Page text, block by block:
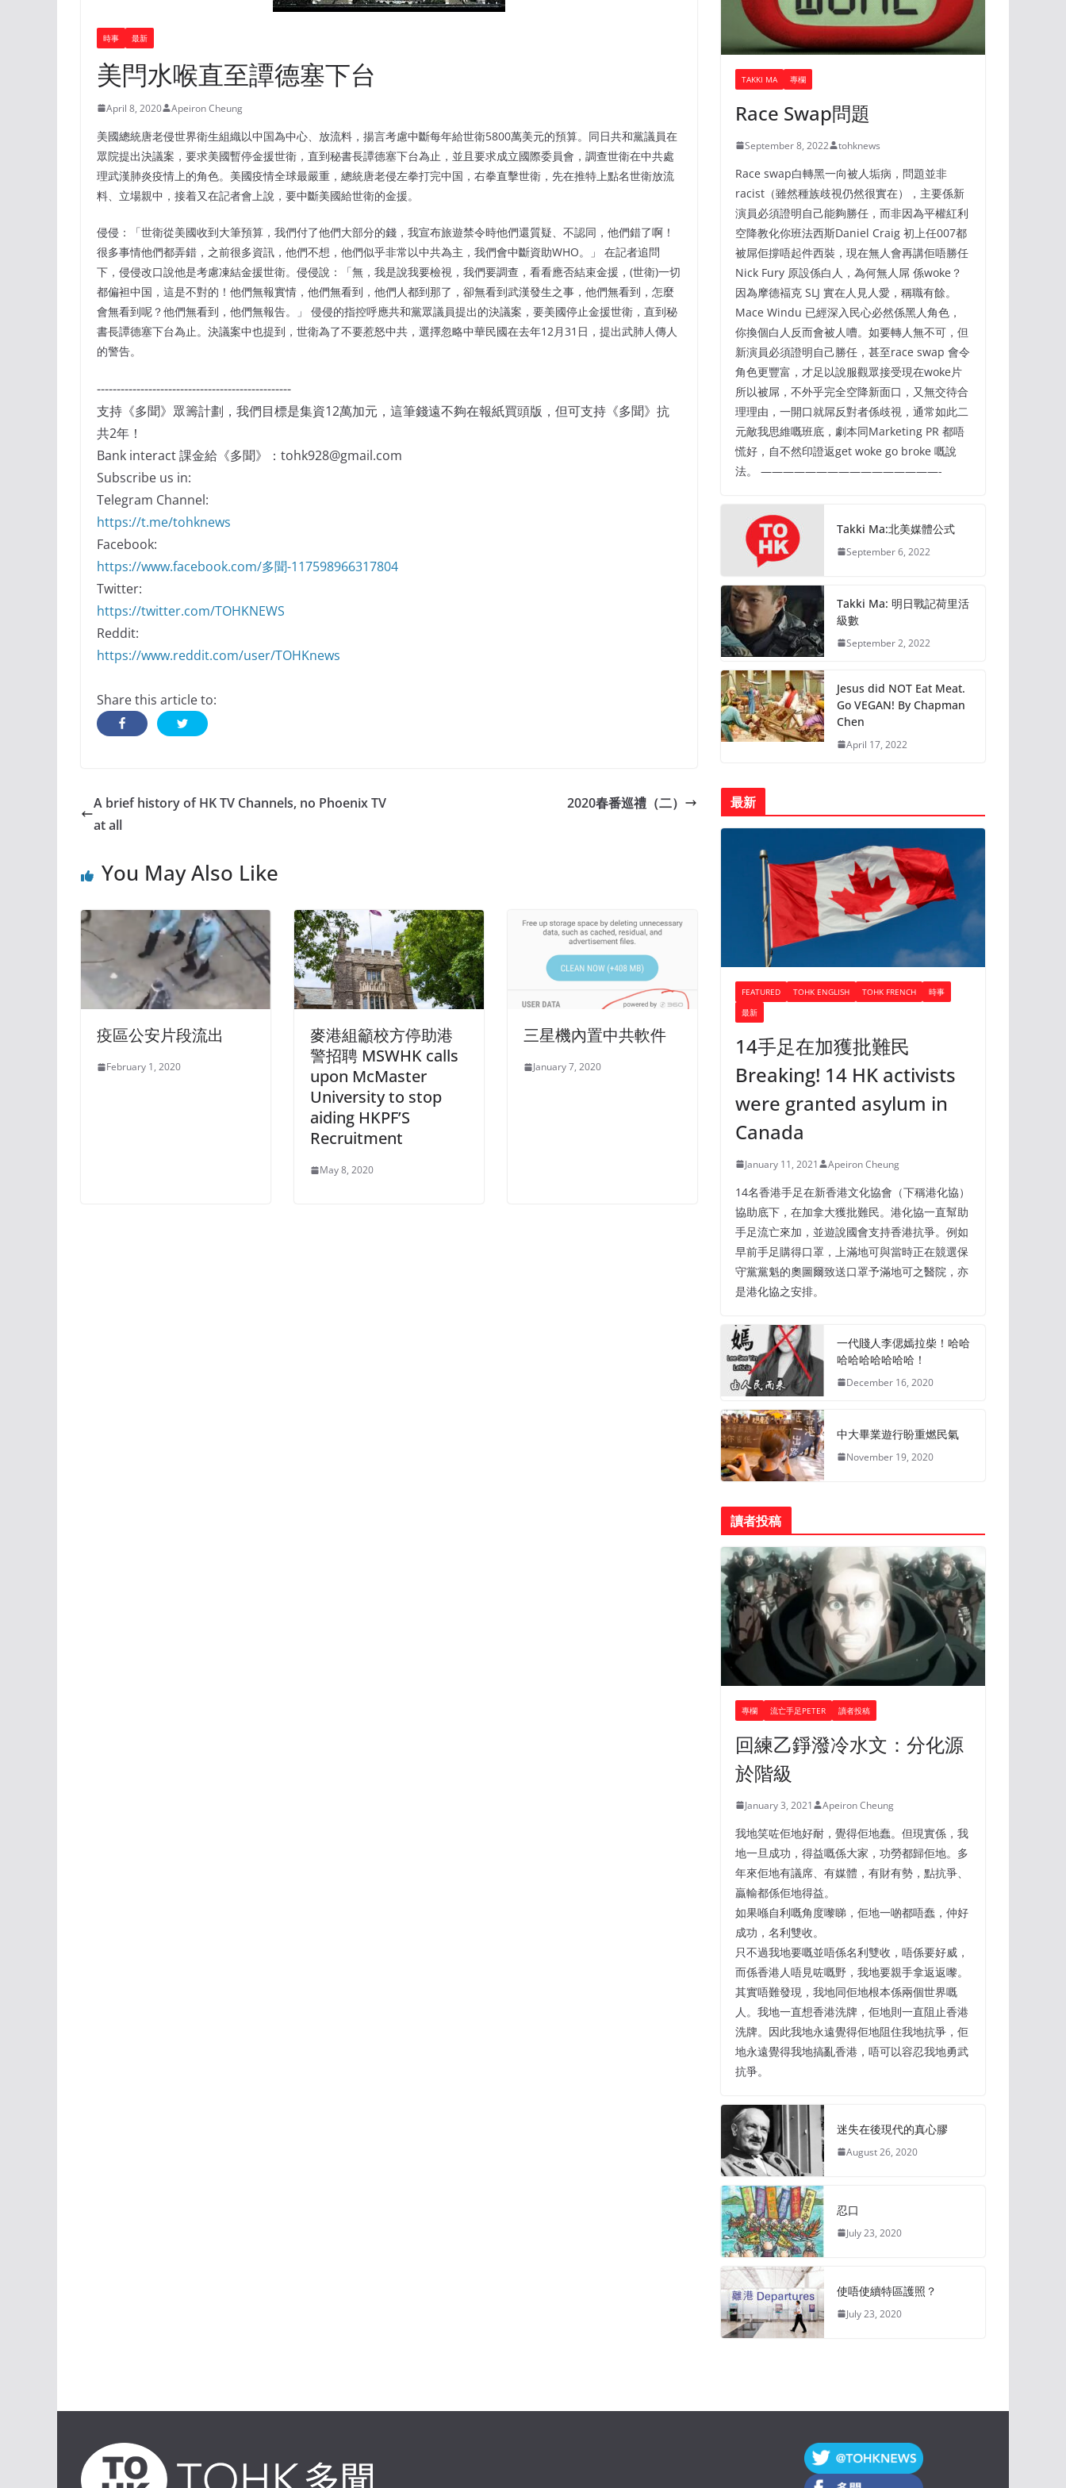
時事 最新
美閂水喉直至譚德塞下台
April 8, 2020 Apeiron Cheung
美國總統唐老侵世界衛生組織以中国為中心、放流料，揚言考慮中斷每年給世衛5800萬美元的預算。同日共和黨議員在
眾院提出決議案，要求美國暫停金援世衛，直到秘書長譚德塞下台為止，並且要求成立國際委員會，調查世衛在中共處
理武漢肺炎疫情上的角色。美國疫情全球最嚴重，總統唐老侵左拳打完中国，右拳直擊世衛，先在推特上點名世衛放流
料、立場親中，接着又在記者會上說，要中斷美國給世衛的金援。
侵侵：「世衛從美國收到大筆預算，我們付了他們大部分的錢，我宣布旅遊禁令時他們還質疑、不認同，他們錯了啊！
很多事情他們都弄錯，之前很多資訊，他們不想，他們似乎非常以中共為主，我們會中斷資助WHO。」 在記者追問
下，侵侵改口說他是考慮凍結金援世衛。侵侵說：「無，我是說我要檢視，我們要調查，看看應否結束金援，(世衛)一切
都偏袒中国，這是不對的！他們無報實情，他們無看到，他們人都到那了，卻無看到武漢發生之事，他們無看到，怎麼
會無看到呢？他們無看到，他們無報告。」 侵侵的指控呼應共和黨眾議員提出的決議案，要美國停止金援世衛，直到秘
書長譚德塞下台為止。決議案中也提到，世衛為了不要惹怒中共，選擇忽略中華民國在去年12月31日，提出武肺人傳人
的警告。
-------------------------------------------------
支持《多聞》眾籌計劃，我們目標是集資12萬加元，這筆錢遠不夠在報紙買頭版，但可支持《多聞》抗
共2年！
Bank interact 課金給《多聞》：tohk928@gmail.com
Subscribe us in:
Telegram Channel:
https://t.me/tohknews
Facebook:
https://www.facebook.com/多聞-117598966317804
Twitter:
https://twitter.com/TOHKNEWS
Reddit:
https://www.reddit.com/user/TOHKnews
Share this article to:
A brief history of HK TV Channels, no Phoenix TV
at all
2020春番巡禮（二）
You May Also Like
疫區公安片段流出
February 1, 2020
麥港組籲校方停助港
警招聘 MSWHK calls
upon McMaster
University to stop
aiding HKPF’S
Recruitment
May 8, 2020
三星機內置中共軟件
January 7, 2020
TAKKI MA 專欄
Race Swap問題
September 8, 2022 tohknews
Race swap白轉黑一向被人垢病，問題並非
racist（雖然種族歧視仍然很實在），主要係新
演員必須證明自己能夠勝任，而非因為平權紅利
空降教化你班法西斯Daniel Craig 初上任007都
被屌佢撐唔起件西裝，現在無人會再講佢唔勝任
Nick Fury 原設係白人，為何無人屌 係woke？
因為摩德褔克 SLJ 實在人見人愛，稱職有餘。
Mace Windu 已經深入民心必然係黑人角色，
你換個白人反而會被人嘈。如要轉人無不可，但
新演員必須證明自己勝任，甚至race swap 會令
角色更豐富，才足以說服觀眾接受現在woke片
所以被屌，不外乎完全空降新面口，又無交待合
理理由，一開口就屌反對者係歧視，通常如此二
元敵我思維嘅班底，劇本同Marketing PR 都唔
慌好，自不然印證返get woke go broke 嘅說
法。 ————————————————-
Takki Ma:北美媒體公式
September 6, 2022
Takki Ma: 明日戰記荷里活
級數
September 2, 2022
Jesus did NOT Eat Meat.
Go VEGAN! By Chapman
Chen
April 17, 2022
最新
FEATURED TOHK ENGLISH TOHK FRENCH
時事
最新
14手足在加獲批難民
Breaking! 14 HK activists
were granted asylum in
Canada
January 11, 2021 Apeiron Cheung
14名香港手足在新香港文化協會（下稱港化協）
協助底下，在加拿大獲批難民。港化協一直幫助
手足流亡來加，並遊說國會支持香港抗爭。例如
早前手足購得口罩，上滿地可與當時正在競選保
守黨黨魁的奧圖爾致送口罩予滿地可之醫院，亦
是港化協之安排。
一代賤人李偲嫣拉柴！哈哈
哈哈哈哈哈哈哈！
December 16, 2020
中大畢業遊行盼重燃民氣
November 19, 2020
讀者投稿
專欄 流亡手足PETER 讀者投稿
回練乙錚潑冷水文：分化源
於階級
January 3, 2021 Apeiron Cheung
我地笑咗佢地好耐，覺得佢地蠢。但現實係，我
地一旦成功，得益嘅係大家，功勞都歸佢地。多
年來佢地有議席、有媒體，有財有勢，點抗爭、
贏輸都係佢地得益。
如果喺自利嘅角度嚟睇，佢地一啲都唔蠢，仲好
成功，名利雙收。
只不過我地要嘅並唔係名利雙收，唔係要好威，
而係香港人唔見咗嘅野，我地要親手拿返返嚟。
其實唔難發現，我地同佢地根本係兩個世界嘅
人。我地一直想香港洗牌，佢地則一直阻止香港
洗牌。因此我地永遠覺得佢地阻住我地抗爭，佢
地永遠覺得我地搞亂香港，唔可以容忍我地勇武
抗爭。
迷失在後現代的真心膠
August 26, 2020
忍口
July 23, 2020
使唔使續特區護照？
July 23, 2020